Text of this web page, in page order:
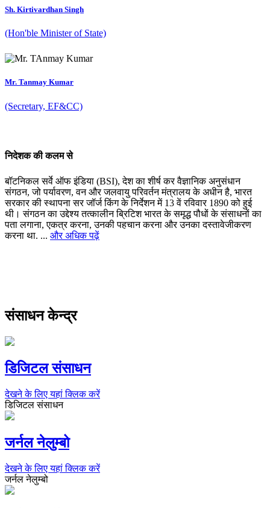
Sh. Kirtivardhan Singh
(Hon'ble Minister of State)
Mr. Tanmay Kumar
(Secretary, EF&CC)
निदेशक की कलम से
बॉटनिकल सर्वे ऑफ इंडिया (BSI), देश का शीर्ष कर वैज्ञानिक अनुसंधान
संगठन, जो पर्यावरण, वन और जलवायु परिवर्तन मंत्रालय के अधीन है, भारत
सरकार की स्थापना सर जॉर्ज किंग के निर्देशन में 13 वें रविवार 1890 को हुई
थी। संगठन का उद्देश्य तत्कालीन ब्रिटिश भारत के समृद्ध पौधों के संसाधनों का
पता लगाना, एकत्र करना, उनकी पहचान करना और उनका दस्तावेजीकरण
करना था. ... और अधिक पढ़ें
संसाधन केन्द्र
डिजिटल संसाधन
देखने के लिए यहां क्लिक करें
डिजिटल संसाधन
जर्नल नेलुम्बो
देखने के लिए यहां क्लिक करें
जर्नल नेलुम्बो